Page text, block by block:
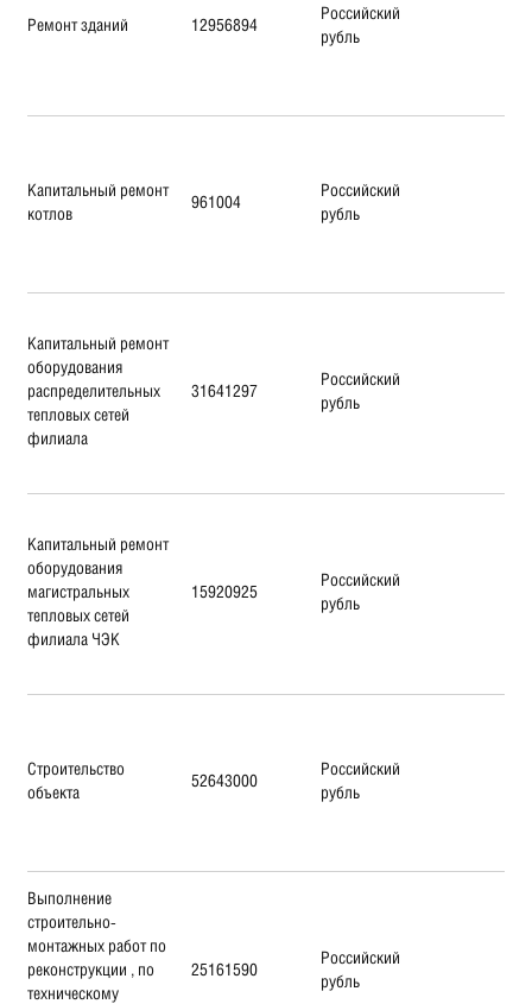
Ремонт зданий 12956894
Российский
рубль
Капитальный ремонт
котлов
961004
Российский
рубль
Капитальный ремонт
оборудования
распределительных
тепловых сетей
филиала
31641297
Российский
рубль
Капитальный ремонт
оборудования
магистральных
тепловых сетей
филиала ЧЭК
15920925
Российский
рубль
Строительство
объекта
52643000
Российский
рубль
Выполнение
строительно-
монтажных работ по
реконструкции , по
техническому
25161590
Российский
рубль